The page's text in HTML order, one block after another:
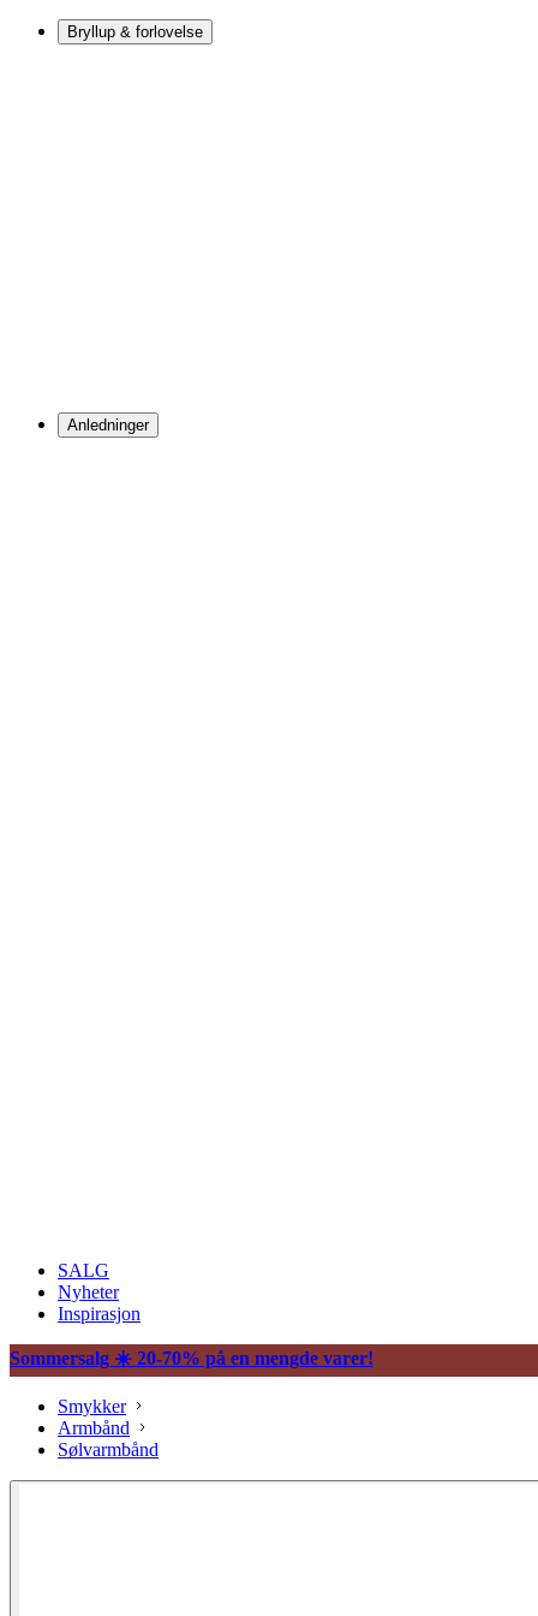
Bryllup & forlovelse
Anledninger
SALG
Nyheter
Inspirasjon
Sommersalg ☀️ 20-70% på en mengde varer!
Smykker
Armbånd
Sølvarmbånd